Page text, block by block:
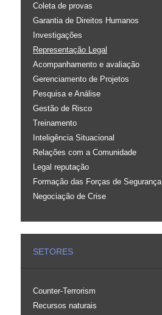
Coleta de provas
Garantia de Direitos Humanos
Investigações
Representação Legal
Acompanhamento e avaliação
Gerenciamento de Projetos
Pesquisa e Análise
Gestão de Risco
Treinamento
Inteligência Situacional
Relações com a Comunidade
Legal reputação
Formação das Forças de Segurança
Negociação de Crise
SETORES
Counter-Terrorism
Recursos naturais